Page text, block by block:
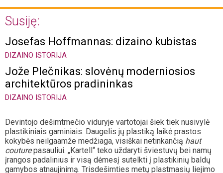
Susiję:
Josefas Hoffmannas: dizaino kubistas
DIZAINO ISTORIJA
Jože Plečnikas: slovėnų moderniosios
architektūros pradininkas
DIZAINO ISTORIJA
Devintojo dešimtmečio viduryje vartotojai šiek tiek nusivylė
plastikiniais gaminiais. Daugelis jų plastiką laikė prastos
kokybės neilgaamže medžiaga, visiškai netinkančią haut
couturepasauliui. „Kartell“ teko uždaryti šviestuvų bei namų
įrangos padalinius ir visą dėmesį sutelkti į plastikinių baldų
gamybos atnaujinimą. Trisdešimties metų plastmasių liejimo